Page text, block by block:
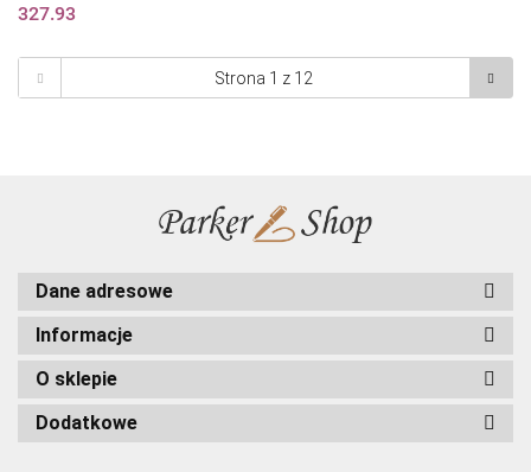
327.93
Dane adresowe
Informacje
O sklepie
Dodatkowe